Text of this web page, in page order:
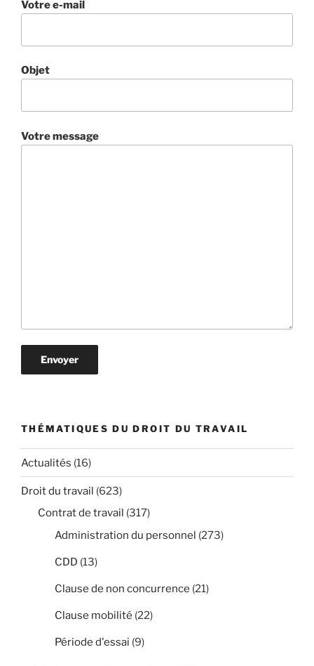
Votre e-mail
Objet
Votre message
THÉMATIQUES DU DROIT DU TRAVAIL
Actualités (16)
Droit du travail (623)
Contrat de travail (317)
Administration du personnel (273)
CDD (13)
Clause de non concurrence (21)
Clause mobilité (22)
Période d'essai (9)